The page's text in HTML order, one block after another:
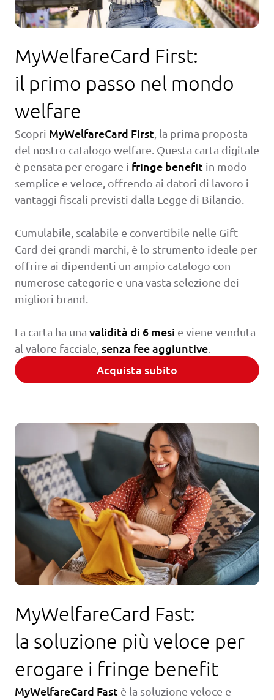
MyWelfareCard First:
il primo passo nel mondo
welfare
Scopri MyWelfareCard First , la prima proposta
del nostro catalogo welfare. Questa carta digitale
è pensata per erogare i fringe benefit in modo
semplice e veloce, offrendo ai datori di lavoro i
vantaggi fiscali previsti dalla Legge di Bilancio.
Cumulabile, scalabile e convertibile nelle Gift
Card dei grandi marchi, è lo strumento ideale per
offrire ai dipendenti un ampio catalogo con
numerose categorie e una vasta selezione dei
migliori brand.
La carta ha una validità di 6 mesi e viene venduta
al valore facciale, senza fee aggiuntive
Acquista subito
MyWelfareCard Fast:
la soluzione più veloce per
erogare i fringe benefit
MyWelfareCard Fast è la soluzione veloce e